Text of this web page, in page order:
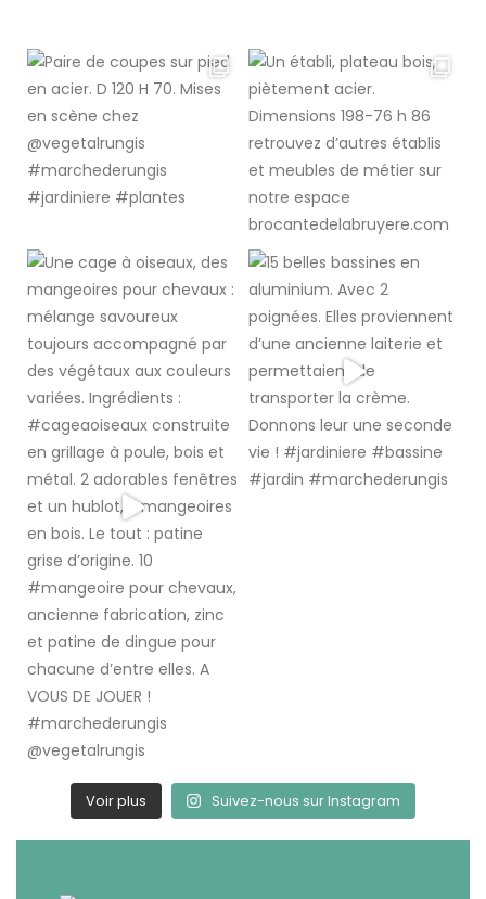
Voir plus Suivez-nous sur Instagram